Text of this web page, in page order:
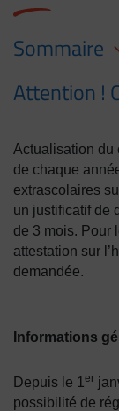
Sommaire
Attention !
Actualisation du
de chaque
extrascolaires
un justificatif de
de 3 mois. Pour
attestation sur
demandée.
Informations
Depuis le 1 er
possibilité de